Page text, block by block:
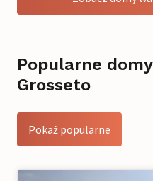
Popularne
Grosseto
Pokaż popularne